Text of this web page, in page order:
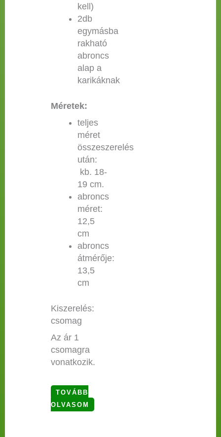
kell)
2db
egymásba
rakható
abroncs
alap a
karikáknak
Méretek:
teljes
méret
összeszerelés
után:
kb. 18-
19 cm.
abroncs
méret:
12,5
cm
abroncs
átmérője:
13,5
cm
Kiszerelés:
csomag
Az ár 1
csomagra
vonatkozik.
TOVÁBB
OLVASOM